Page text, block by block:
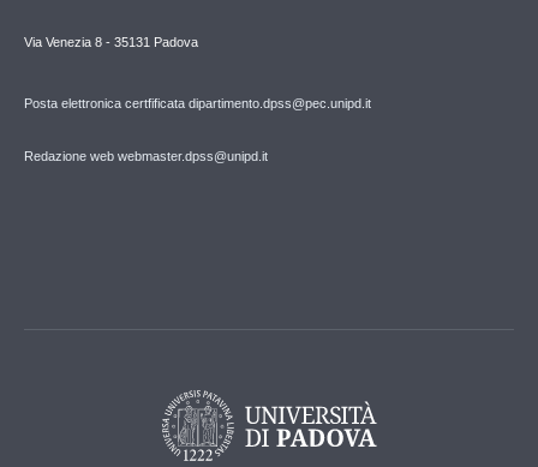
Via Venezia 8 - 35131 Padova
Posta elettronica certfificata dipartimento.dpss@pec.unipd.it
Redazione web webmaster.dpss@unipd.it